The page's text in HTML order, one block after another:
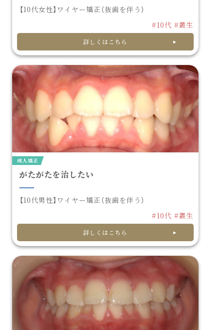
【10代女性】ワイヤー矯正（抜歯を伴う）
#10代 #叢生
詳しくはこちら
成人矯正
がたがたを治したい
【10代男性】ワイヤー矯正（抜歯を伴う）
#10代 #叢生
詳しくはこちら